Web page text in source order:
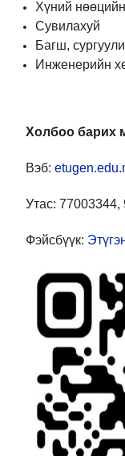
Хүний
Сувилахуй
Багш,
Инженерийн
Холбоо барих
Вэб:
Утас:
Фэйсбүүк: